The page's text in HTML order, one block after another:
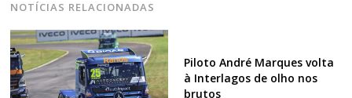
NOTÍCIAS RELACIONADAS
Piloto André Marques volta
à Interlagos de olho nos
brutos